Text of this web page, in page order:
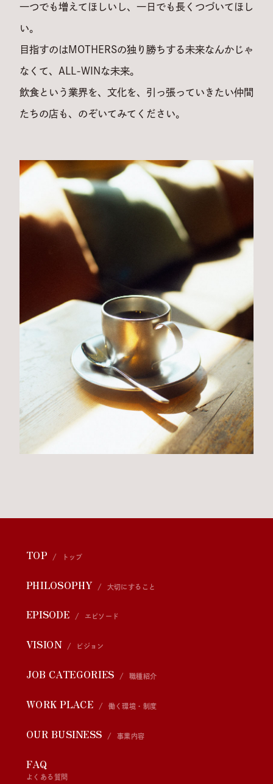
一つでも増えてほしいし、一日でも長くつづいてほし
い。
目指すのはMOTHERSの独り勝ちする未来なんかじゃ
なくて、ALL-WINな未来。
飲食という業界を、文化を、引っ張っていきたい仲間
たちの店も、のぞいてみてください。
TOP トップ
PHILOSOPHY 大切にすること
EPISODE エピソード
VISION ビジョン
JOB CATEGORIES 職種紹介
WORK PLACE 働く環境・制度
OUR BUSINESS 事業内容
FAQ
よくある質問